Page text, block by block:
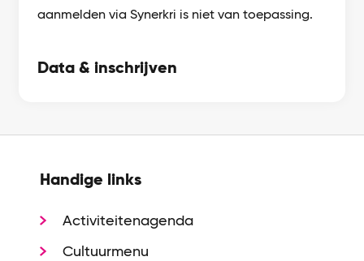
aanmelden via Synerkri is niet van toepassing.
Data & inschrijven
Handige links
Activiteitenagenda
Cultuurmenu